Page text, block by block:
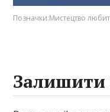
Позначки:Мистецтво
Залишити